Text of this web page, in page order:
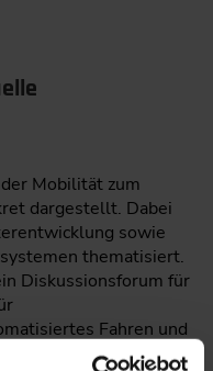
Mobilität zum
dargestellt. Dabei
sowie
thematisiert.
Diskussionsforum für
Fahren und
mit wichtigen